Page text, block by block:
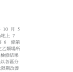
10 月 5
地上 7
6 條第
類場所
修結果
各區分
期改善